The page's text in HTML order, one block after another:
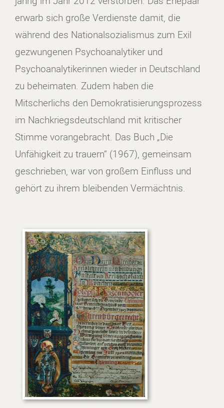
erwarb sich große Verdienste damit, die
während des Nationalsozialismus zum Exil
gezwungenen Psychoanalytiker und
Psychoanalytikerinnen wieder in Deutschland
zu beheimaten. Zudem haben die
Mitscherlichs den Demokratisierungsprozess
im Nachkriegsdeutschland mit kritischer
Stimme vorangebracht. Das Buch „Die
Unfähigkeit zu trauern“ (1967), gemeinsam
geschrieben, war von großem Einfluss und
gehört zu ihrem bleibenden Vermächtnis.